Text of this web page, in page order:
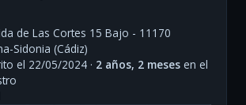
de Las Cortes 15 Bajo - 11170
Sidonia (Cádiz)
el 22/05/2024 · 2 años, 2 meses en el